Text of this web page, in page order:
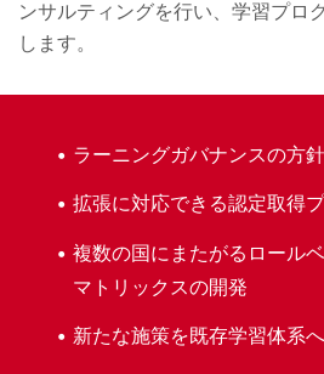
ンサルティングを行い、学習プロ
します。
ラーニングガバナンスの方
拡張に対応できる認定取得
複数の国にまたがるロール
マトリックスの開発
新たな施策を既存学習体系